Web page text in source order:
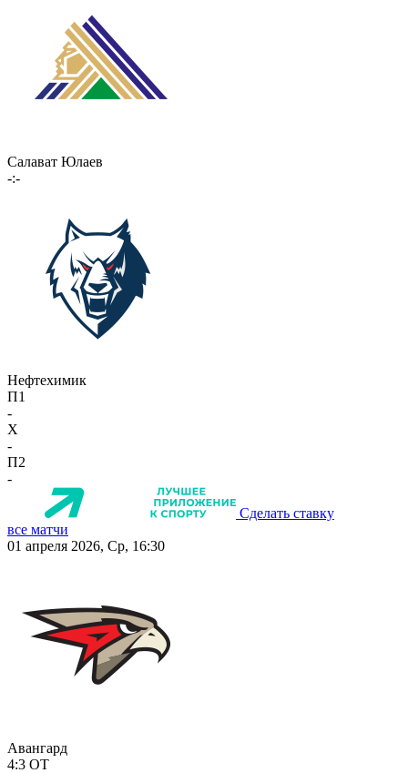
Салават Юлаев
-:-
Нефтехимик
П1
-
X
-
П2
-
Сделать ставку
все матчи
01 апреля 2026, Ср, 16:30
Авангард
4:3 ОТ